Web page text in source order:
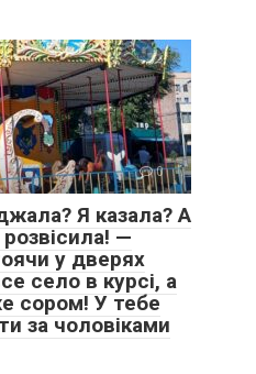
0
Я казала? А
—
у дверях
село в курсі, а
сором! У тебе
за чоловіками